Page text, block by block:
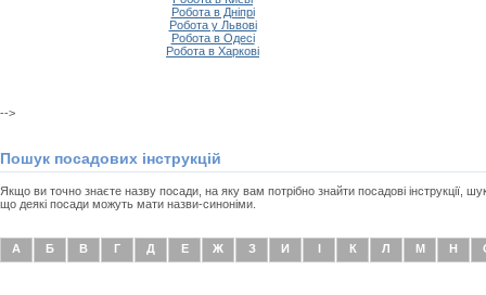
Робота в Дніпрі
Робота у Львові
Робота в Одесі
Робота в Харкові
-->
Пошук посадових інструкцій
Якщо ви точно знаєте назву посади, на яку вам потрібно знайти посадові інструкції,
що деякі посади можуть мати назви-синоніми.
А Б В Г Д Е Ж З И І К Л М Н